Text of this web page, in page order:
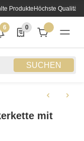
ProdukteHöchste Qualität
SUCHEN
6 Notifizierungen
0
0 Produkte in der
mit